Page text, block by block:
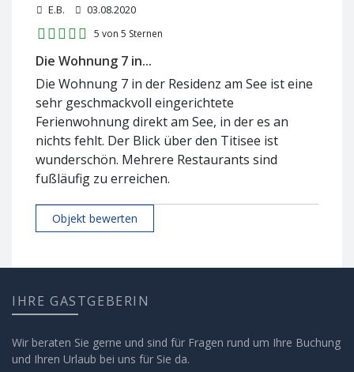
E.B. 03.08.2020
5 von 5 Sternen
Die Wohnung 7 in...
Die Wohnung 7 in der Residenz am See ist eine
sehr geschmackvoll eingerichtete
Ferienwohnung direkt am See, in der es an
nichts fehlt. Der Blick über den Titisee ist
wunderschön. Mehrere Restaurants sind
fußläufig zu erreichen.
Objekt bewerten
IHRE GASTGEBERIN
Wir beraten Sie gerne und sind für Fragen rund um Ihre Buchung
und Ihren Urlaub bei uns für Sie da.